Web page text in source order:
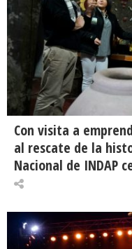
Con visita a
al rescate de la
Nacional de INDAP